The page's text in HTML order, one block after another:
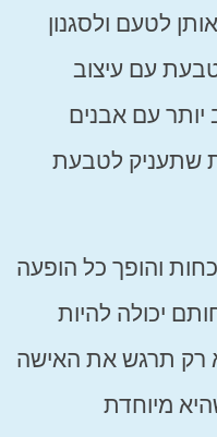
לטעם ולסגנון
עם עיצוב
יותר עם אבנים
שתעניק לטבעת
והופך כל הופעה
יכולה להיות
רק תרגש את האישה
מיוחדת